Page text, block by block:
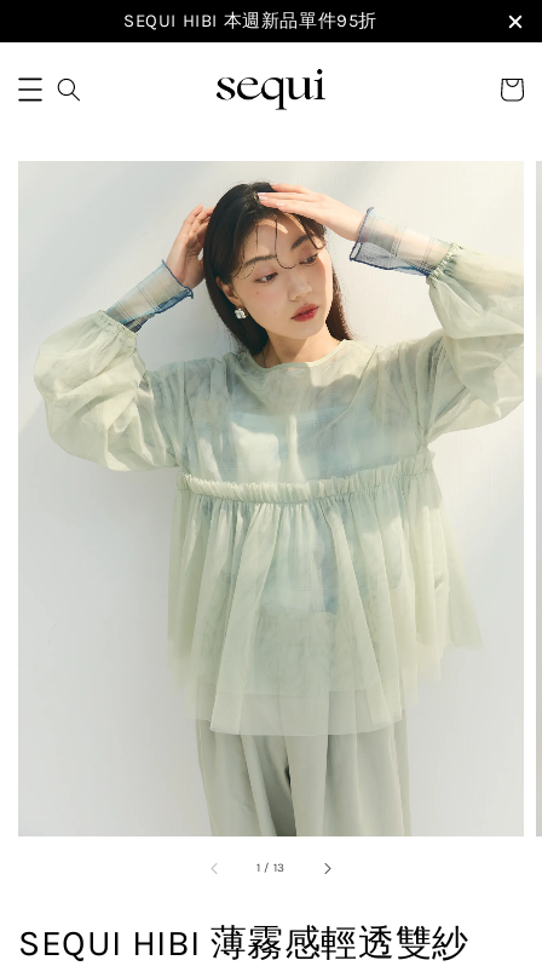
SEQUI HIBI 本週新品單件95折
1 / 13
SEQUI HIBI 薄霧感輕透雙紗